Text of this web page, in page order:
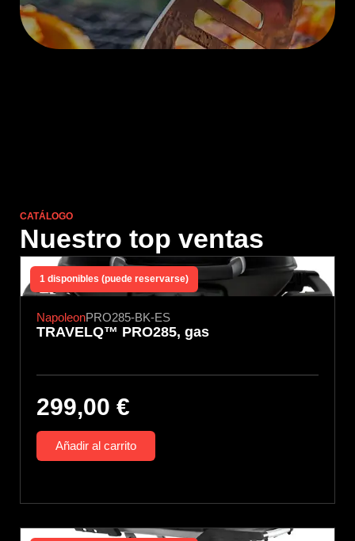
CATÁLOGO
Nuestro top ventas
1 disponibles (puede reservarse)
NapoleonPRO285-BK-ES
TRAVELQ™ PRO285, gas
299,00 €
Añadir al carrito